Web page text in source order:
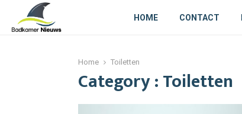
HOME CONTACT
Home Toiletten
Category : Toiletten